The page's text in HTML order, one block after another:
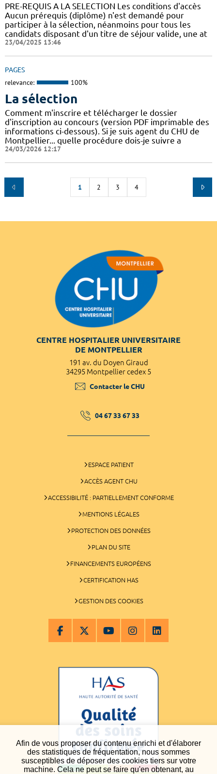
Afin de vous proposer du contenu enrichi et d'élaborer
des statistiques de fréquentation, nous sommes
susceptibles de déposer des cookies tiers sur votre
machine. Cela ne peut se faire qu'en obtenant, au
PRE-REQUIS A LA SELECTION Les conditions d'accès
Aucun prérequis (diplôme) n'est demandé pour
participer à la sélection, néanmoins pour tous les
candidats disposant d'un titre de séjour valide, une at
23/04/2025 13:46
PAGES
relevance: 100%
La sélection
Comment m'inscrire et télécharger le dossier
d'inscription au concours (version PDF imprimable des
informations ci-dessous). Si je suis agent du CHU de
Montpellier... quelle procédure dois-je suivre a
24/03/2026 12:17
1 2 3 4
CENTRE HOSPITALIER UNIVERSITAIRE
DE MONTPELLIER
191 av. du Doyen Giraud
34295 Montpellier cedex 5
Contacter le CHU
04 67 33 67 33
ESPACE PATIENT
ACCÈS AGENT CHU
ACCESSIBILITÉ : PARTIELLEMENT CONFORME
MENTIONS LÉGALES
PROTECTION DES DONNÉES
PLAN DU SITE
FINANCEMENTS EUROPÉENS
CERTIFICATION HAS
GESTION DES COOKIES